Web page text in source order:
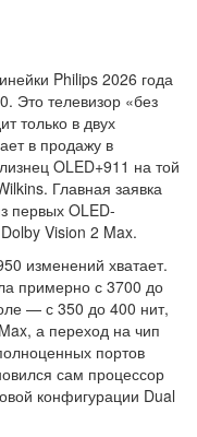
Philips 2026 года
Это телевизор «без
только в двух
в продажу в
OLED+911 на той
Главная заявка
первых OLED-
Vision 2 Max.
изменений хватает.
примерно с 3700 до
— с 350 до 400 нит,
а переход на чип
портов
сам процессор
конфигурации Dual